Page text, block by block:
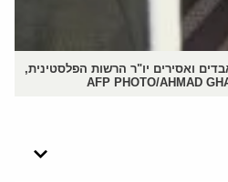
ואסירים יו"ר הרשות הפלסטינית,